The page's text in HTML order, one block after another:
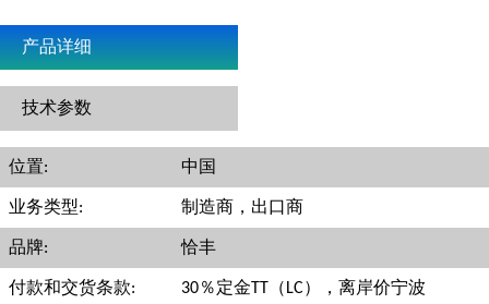
产品详细
技术参数
位置: 中国
业务类型: 制造商，出口商
品牌: 恰丰
付款和交货条款: 30％定金TT（LC），离岸价宁波